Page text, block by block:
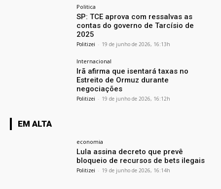
Politica
SP: TCE aprova com ressalvas as
contas do governo de Tarcísio de
2025
Politizei - 19 de junho de 2026, 16:13h
Internacional
Irã afirma que isentará taxas no
Estreito de Ormuz durante
negociações
Politizei - 19 de junho de 2026, 16:12h
EM ALTA
economia
Lula assina decreto que prevê
bloqueio de recursos de bets ilegais
Politizei - 19 de junho de 2026, 16:14h